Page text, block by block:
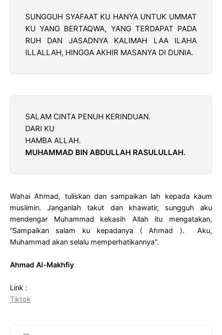
SUNGGUH SYAFAAT KU HANYA UNTUK UMMAT
KU YANG BERTAQWA, YANG TERDAPAT PADA
RUH DAN JASADNYA KALIMAH LAA ILAHA
ILLALLAH, HINGGA AKHIR MASANYA DI DUNIA.
SALAM CINTA PENUH KERINDUAN.
DARI KU
HAMBA ALLAH.
MUHAMMAD BIN ABDULLAH RASULULLAH.
Wahai Ahmad, tuliskan dan sampaikan lah kepada kaum
muslimin. Janganlah takut dan khawatir, sungguh aku
mendengar Muhammad kekasih Allah itu mengatakan,
“Sampaikan salam ku kepadanya ( Ahmad ). Aku,
Muhammad akan selalu memperhatikannya".
Ahmad Al-Makhfiy
Link :
Tiktok